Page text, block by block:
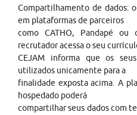
Compartilhamento de dados:
em plataformas de parceiros
como CATHO, Pandapé
recrutador acessa o seu
CEJAM informa que os
utilizados unicamente para a
finalidade exposta acima. A
hospedado poderá
compartilhar seus dados com